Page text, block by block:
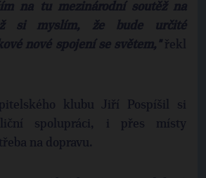
na tu mezinárodní soutěž na
si myslím, že bude určité
nové spojení se světem,"řekl
klubu Jiří Pospíšil si
spolupráci, i přes místy
na dopravu.